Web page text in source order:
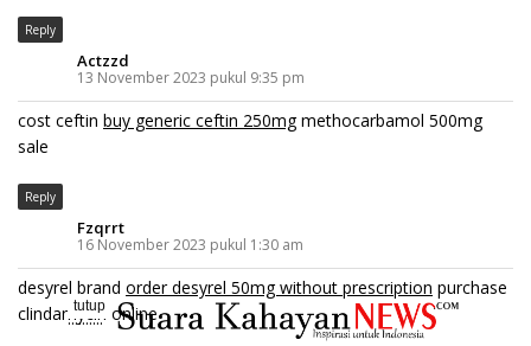
Reply
Actzzd
13 November 2023 pukul 9:35 pm
cost ceftin buy generic ceftin 250mgmethocarbamol 500mg
sale
Reply
Fzqrrt
16 November 2023 pukul 1:30 am
desyrel brand order desyrel 50mg without prescription purchase
clindamycin online
tutup
..........